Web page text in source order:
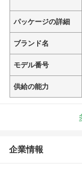
パッケージの詳細
ブランド名
モデル番号
供給の能力
企業情報